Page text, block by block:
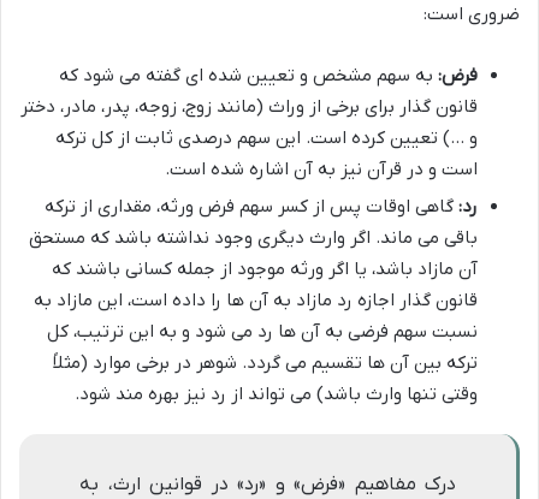
ضروری است:
فرض: به سهم مشخص و تعیین شده ای گفته می شود که
قانون گذار برای برخی از وراث (مانند زوج، زوجه، پدر، مادر، دختر
و …) تعیین کرده است. این سهم درصدی ثابت از کل ترکه
است و در قرآن نیز به آن اشاره شده است.
رد: گاهی اوقات پس از کسر سهم فرض ورثه، مقداری از ترکه
باقی می ماند. اگر وارث دیگری وجود نداشته باشد که مستحق
آن مازاد باشد، یا اگر ورثه موجود از جمله کسانی باشند که
قانون گذار اجازه رد مازاد به آن ها را داده است، این مازاد به
نسبت سهم فرضی به آن ها رد می شود و به این ترتیب، کل
ترکه بین آن ها تقسیم می گردد. شوهر در برخی موارد (مثلاً
وقتی تنها وارث باشد) می تواند از رد نیز بهره مند شود.
درک مفاهیم «فرض» و «رد» در قوانین ارث، به